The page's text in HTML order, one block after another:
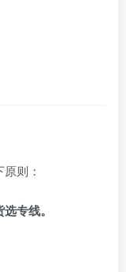
则：
专线。